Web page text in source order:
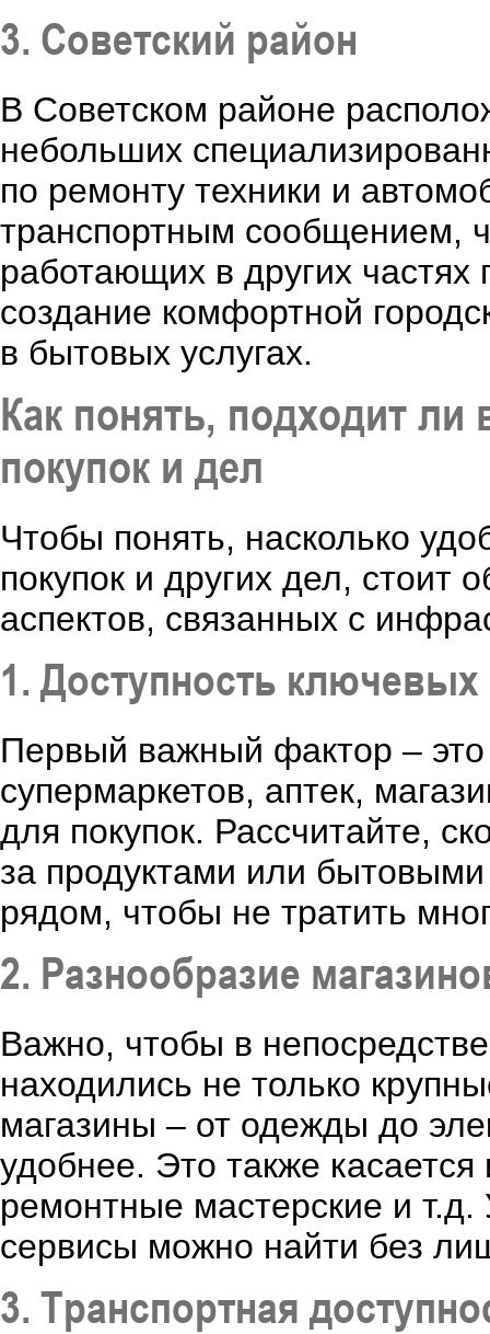
3. Советский район
В Советском районе
небольших
по ремонту техники и
транспортным сообщением,
работающих в других
создание комфортной
в бытовых услугах.
Как понять, подходит
покупок и дел
Чтобы понять, насколько
покупок и других дел, стоит
аспектов, связанных с
1. Доступность ключевых
Первый важный фактор –
супермаркетов, аптек,
для покупок. Рассчитайте,
за продуктами или
рядом, чтобы не тратить
2. Разнообразие
Важно, чтобы в
находились не только
магазины – от одежды до
удобнее. Это также касается
ремонтные мастерские и
сервисы можно найти без
3. Транспортная